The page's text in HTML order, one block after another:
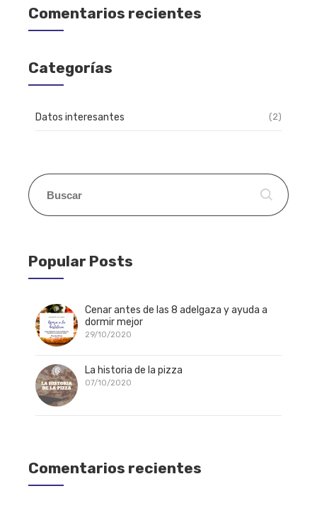
Comentarios recientes
Categorías
Datos interesantes (2)
Popular Posts
Cenar antes de las 8 adelgaza y ayuda a
dormir mejor
29/10/2020
La historia de la pizza
07/10/2020
Comentarios recientes